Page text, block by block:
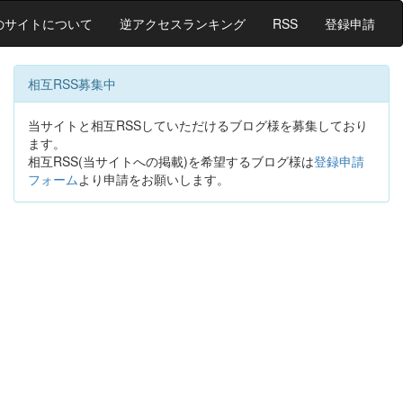
サイトについて 逆アクセスランキング RSS 登録申請
相互RSS募集中
当サイトと相互RSSしていただけるブログ様を募集しており
ます。
相互RSS(当サイトへの掲載)を希望するブログ様は登録申請
フォームより申請をお願いします。